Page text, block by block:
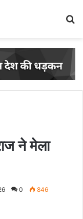
ने मेला
0 846